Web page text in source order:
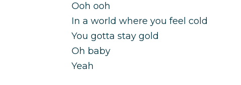
Ooh ooh
In a world where you feel cold
You gotta stay gold
Oh baby
Yeah